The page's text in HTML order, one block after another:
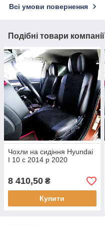
Всі умови повернення
Подібні товари компанії
Чохли на сидіння Hyundai
I 10 c 2014 р 2020
8 410,50 ₴
Купити